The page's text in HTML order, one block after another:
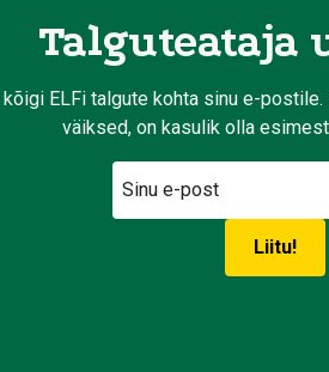
Talguteataja
ELFi talgute kohta sinu e-
väiksed, on kasulik olla